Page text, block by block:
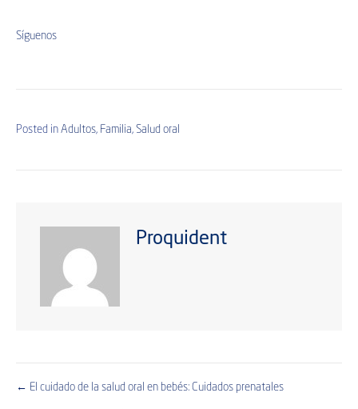
Síguenos
Posted in Adultos, Familia, Salud oral
Proquident
Posts
← El cuidado de la salud oral en bebés: Cuidados prenatales